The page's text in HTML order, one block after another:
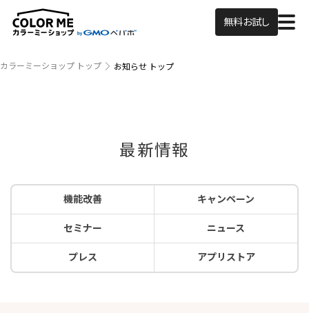
無料お試し
カラーミーショップ トップ お知らせ トップ
最新情報
機能改善 キャンペーン
セミナー ニュース
プレス アプリストア